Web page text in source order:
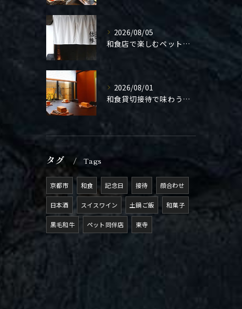
2026/08/05
和食店で楽しむペット同伴の食事体験
2026/08/01
和食貸切接待で味わう極上の一夜
タグ Tags
京都市 和食 記念日 接待 顔合わせ
日本酒 スイスワイン 土鍋ご飯 和菓子
黒毛和牛 ペット同伴店 東寺